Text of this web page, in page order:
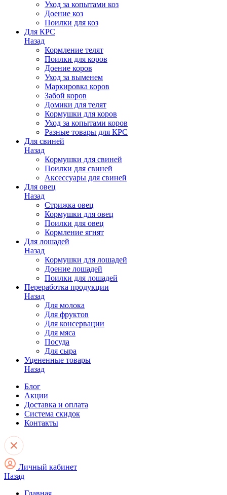
Уход за копытами коз
Доение коз
Поилки для коз
Для КРС
Назад
Кормление телят
Поилки для коров
Доение коров
Уход за выменем
Маркировка коров
Забой коров
Домики для телят
Кормушки для коров
Уход за копытами коров
Разные товары для КРС
Для свиней
Назад
Кормушки для свиней
Поилки для свиней
Аксессуары для свиней
Для овец
Назад
Стрижка овец
Кормушки для овец
Поилки для овец
Кормление ягнят
Для лошадей
Назад
Кормушки для лошадей
Доение лошадей
Поилки для лошадей
Переработка продукции
Назад
Для молока
Для фруктов
Для консервации
Для мяса
Посуда
Для сыра
Уцененные товары
Назад
Блог
Акции
Доставка и оплата
Система скидок
Контакты
Личный кабинет
Назад
Главная